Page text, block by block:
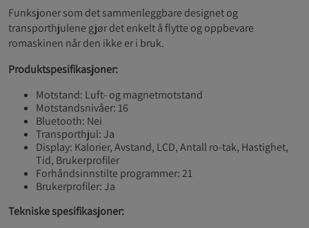
Funksjoner som det sammenleggbare designet og
transporthjulene gjør det enkelt å flytte og oppbevare
romaskinen når den ikke er i bruk.
Produktspesifikasjoner:
Motstand: Luft- og magnetmotstand
Motstandsnivåer: 16
Bluetooth: Nei
Transporthjul: Ja
Display: Kalorier, Avstand, LCD, Antall ro-tak, Hastighet,
Tid, Brukerprofiler
Forhåndsinnstilte programmer: 21
Brukerprofiler: Ja
Tekniske spesifikasjoner: